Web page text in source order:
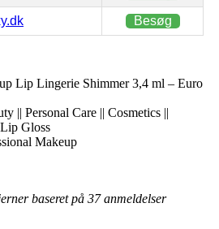
Besøg
Lip Lingerie Shimmer 3,4 ml – Euro
|| Personal Care || Cosmetics ||
Gloss
Makeup
baseret på 37anmeldelser